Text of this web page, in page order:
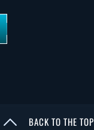
BACK TO THE TOP